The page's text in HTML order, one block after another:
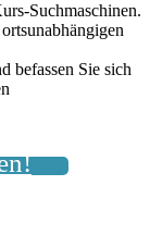
Suchmaschinen.
befassen Sie sich